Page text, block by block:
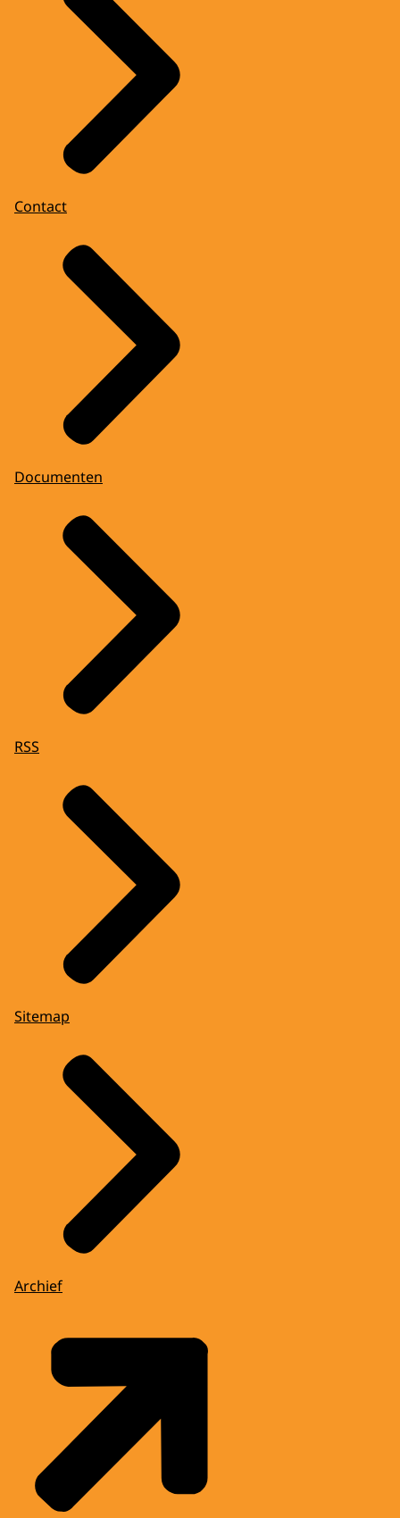
Contact
Documenten
RSS
Sitemap
Archief